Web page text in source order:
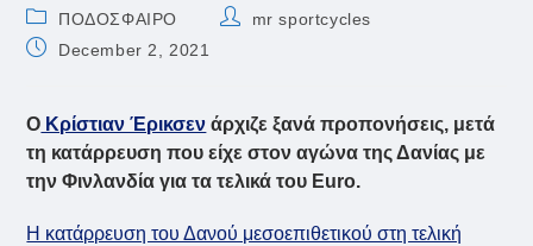
Post
category:
ΠΟΔΟΣΦΑΙΡΟ
Postmr sportcycles
PostDecember 2, 2021
Ο Κρίστιαν Έρικσεν άρχιζε ξανά προπονήσεις, μετά
τη κατάρρευση που είχε στον αγώνα της Δανίας με
την Φινλανδία για τα τελικά του Euro.
Η κατάρρευση του Δανού μεσοεπιθετικού στη τελική